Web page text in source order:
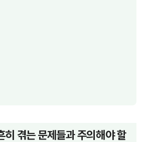
히 겪는 문제들과 주의해야 할